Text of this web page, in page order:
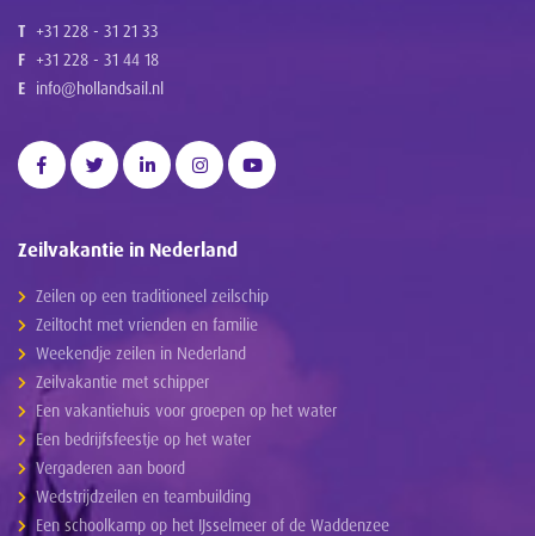
T +31 228 - 31 21 33
F +31 228 - 31 44 18
E info@hollandsail.nl
Zeilvakantie in Nederland
Zeilen op een traditioneel zeilschip
Zeiltocht met vrienden en familie
Weekendje zeilen in Nederland
Zeilvakantie met schipper
Een vakantiehuis voor groepen op het water
Een bedrijfsfeestje op het water
Vergaderen aan boord
Wedstrijdzeilen en teambuilding
Een schoolkamp op het IJsselmeer of de Waddenzee